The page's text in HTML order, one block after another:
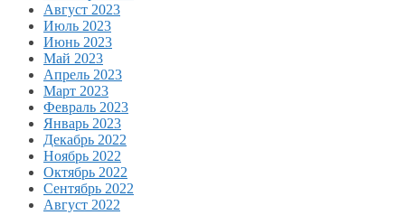
Август 2023
Июль 2023
Июнь 2023
Май 2023
Апрель 2023
Март 2023
Февраль 2023
Январь 2023
Декабрь 2022
Ноябрь 2022
Октябрь 2022
Сентябрь 2022
Август 2022